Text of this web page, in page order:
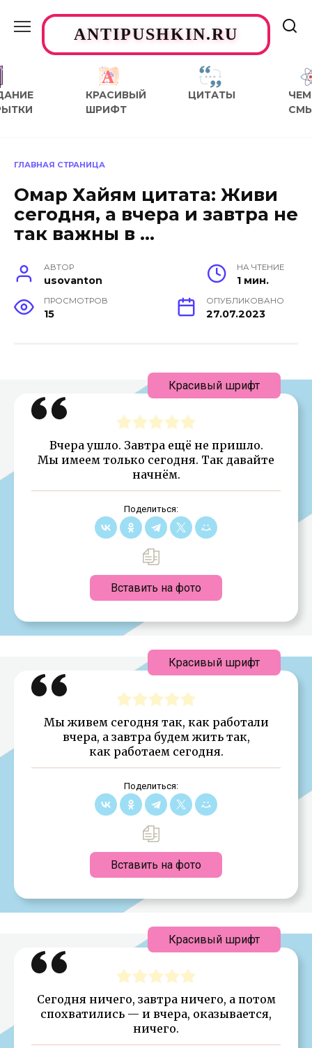
содержаниюANTIPUSHKIN.RU
КРАСИВЫЙ
ШРИФТ
ЦИТАТЫ
ЧЕМ
ГЛАВНАЯ СТРАНИЦА
Омар Хайям цитата: Живи
сегодня, а вчера и завтра не
так важны в …
АВТОР
usovanton
НА ЧТЕНИЕ
1 мин.
ПРОСМОТРОВ
15
ОПУБЛИКОВАНО
27.07.2023
Вчера ушло. Завтра ещё не пришло.
Мы имеем только сегодня. Так давайте
начнём.
Поделиться:
Вставить на фото
Красивый шрифт
Мы живем сегодня так, как работали
вчера, а завтра будем жить так,
как работаем сегодня.
Поделиться:
Вставить на фото
Красивый шрифт
Сегодня ничего, завтра ничего, а потом
спохватились — и вчера, оказывается,
ничего.
Красивый шрифт